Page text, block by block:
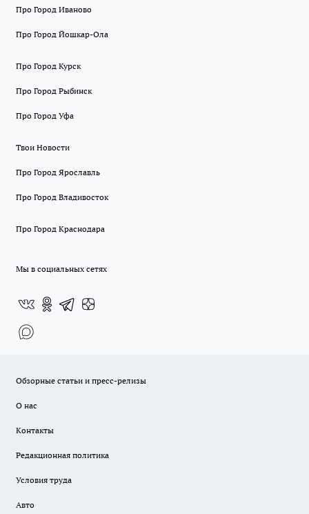
Про Город Иваново
Про Город Йошкар-Ола
Про Город Курск
Про Город Рыбинск
Про Город Уфа
Твои Новости
Про Город Ярославль
Про Город Владивосток
Про Город Краснодара
Мы в социальных сетях
Обзорные статьи и пресс-релизы
О нас
Контакты
Редакционная политика
Условия труда
Авто